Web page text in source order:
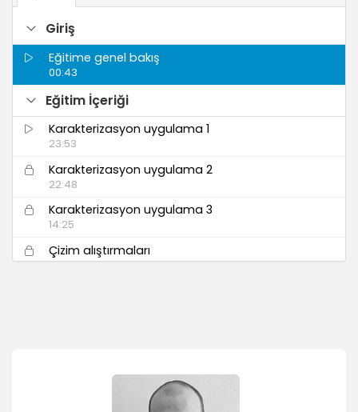
Giriş
Eğitime genel bakış
00:43
Eğitim İçeriği
Karakterizasyon uygulama 1
23:53
Karakterizasyon uygulama 2
22:48
Karakterizasyon uygulama 3
14:25
Çizim alıştırmaları
03:33